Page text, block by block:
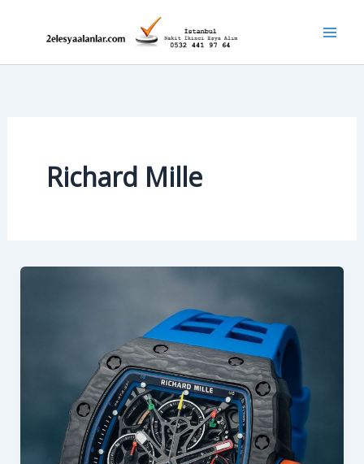
Richard Mille